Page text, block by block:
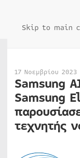
Skip to main
17 Νοεμβρίου
Samsung
Samsung
τεχνητής